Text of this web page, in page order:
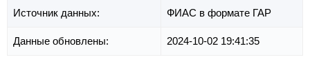
Источник данных: ФИАС в формате ГАР
Данные обновлены: 2024-10-02 19:41:35